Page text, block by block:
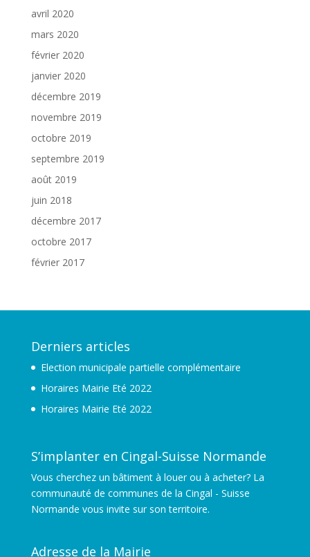
avril 2020
mars 2020
février 2020
janvier 2020
décembre 2019
novembre 2019
octobre 2019
septembre 2019
août 2019
juin 2018
décembre 2017
octobre 2017
février 2017
Derniers articles
Election municipale partielle complémentaire
Horaires Mairie Eté 2022
Horaires Mairie Eté 2022
S’implanter en Cingal-Suisse Normande
Vous cherchez un bâtiment à louer ou à acheter? La
communauté de communes de la Cingal - Suisse
Normande vous invite sur son territoire.
Adresse de la Mairie